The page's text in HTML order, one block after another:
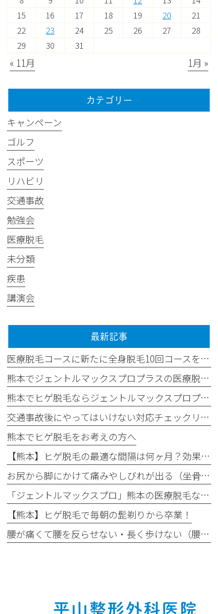
15
16 17 18 19 20
21
22
23 24 25 26 27
28
29
30 31
« 11月 1月 »
カテゴリー
キャンペーン
ゴルフ
スポーツ
リハビリ
交通事故
勉強会
医療脱毛
未分類
疾患
講演会
最新記事
医療脱毛コースに新たに全身脱毛10回コースを追加しました✨
熊本でジェントルマックスプロプラスの医療脱毛なら平山整形外科医院
熊本でヒゲ脱毛ならジェントルマックスプロプラス導入の平山整形外科医院へ
交通事故後にやってはいけない対応チェックリスト
熊本でヒゲ脱毛をお考えの方へ
【熊本】ヒゲ脱毛の最適な間隔は何ヶ月？効果が出る理想の回数と頻度
お尻から脚にかけて痛みやしびれが出る（坐骨神経痛）
「ジェントルマックスプロ」熊本の医療脱毛なら｜最新モデル「ジェントルマックスプロプラス」がおすすめ！
【熊本】ヒゲ脱毛で毎朝の髭剃りから卒業！
腰が痛くて腰を反らせない・長く歩けない（腰部脊柱管狭窄症）